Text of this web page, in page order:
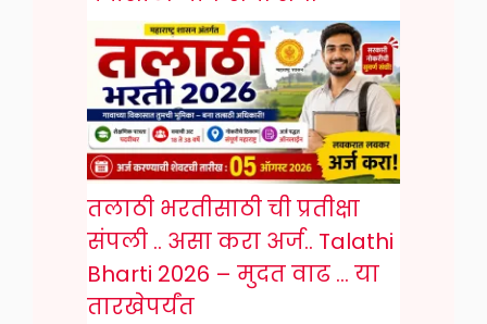
तलाठी भरतीसाठी ची प्रतीक्षा
संपली .. असा करा अर्ज.. Talathi
Bharti 2026 – मुदत वाढ … या
तारखेपर्यंत